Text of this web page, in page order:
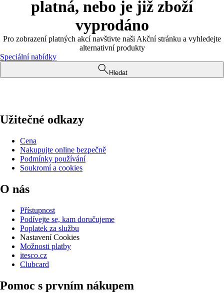
platná, nebo je již zboží
vyprodáno
Pro zobrazení platných akcí navštivte naši Akční stránku a vyhledejte
alternativní produkty
Speciální nabídky
Hledat
Užitečné odkazy
Cena
Nakupujte online bezpečně
Podmínky používání
Soukromí a cookies
O nás
Přístupnost
Podívejte se, kam doručujeme
Poplatek za službu
Nastavení Cookies
Možnosti platby
itesco.cz
Clubcard
Pomoc s prvním nákupem